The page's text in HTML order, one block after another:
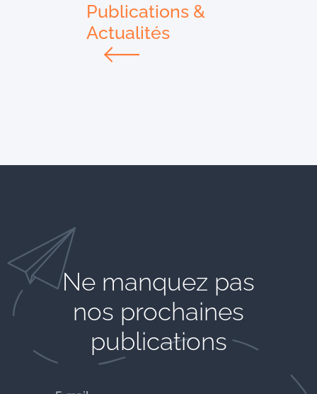
Publications &
Actualités
Ne manquez pas
nos prochaines
publications